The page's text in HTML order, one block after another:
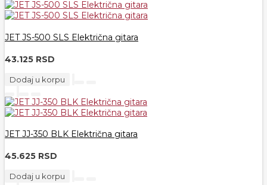
JET JS-500 SLS Električna gitara
43.125 RSD
Dodaj u korpu
JET JJ-350 BLK Električna gitara
45.625 RSD
Dodaj u korpu